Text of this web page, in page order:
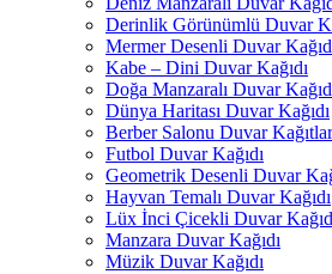
Derinlik Görünümlü Duvar
Mermer Desenli Duvar
Kabe – Dini Duvar Kağıdı
Doğa Manzaralı Duvar
Dünya Haritası Duvar Kağıdı
Berber Salonu Duvar
Futbol Duvar Kağıdı
Geometrik Desenli Duvar
Hayvan Temalı Duvar Kağıdı
Lüx İnci Çicekli Duvar
Manzara Duvar Kağıdı
Müzik Duvar Kağıdı